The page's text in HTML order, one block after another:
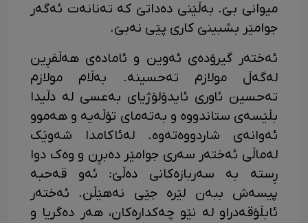
میوانی بێ. بەڵێنی دەداتێ کە تەنانەت ئەگەر
جوامێر بشبینێ کاری پێی نەبێ.
ئەختەر گیرۆدەی ئەوین و ئامادەی هەڵفڕین
لەگەڵ مولازم تەحسینە. بەڵام مولازم
تەحسین ئاوری ئایدۆلۆژیای بەعسی لە دڵیدا
بڵێسەی ستاندووە و بەتەمای تۆڵەیە و هەموو
ئەوانەی شاردووەتەوە. لەئاکامدا شەوێک
لەماڵی ئەختەر سەری جوامێر دەبڕن و وەک دوا
ڕستە بە سەربازەکانی دەڵێ: ئەو قەحبە
پیسەش ببەن لێرە جێی نەهێڵن. ئەختەر
ئابڵۆقەدراو لە نێو چەکدارەکان، هەر دەگریا و